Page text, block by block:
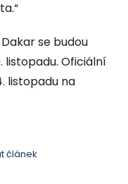
se budou
listopadu. Oficiální
listopadu na
článek